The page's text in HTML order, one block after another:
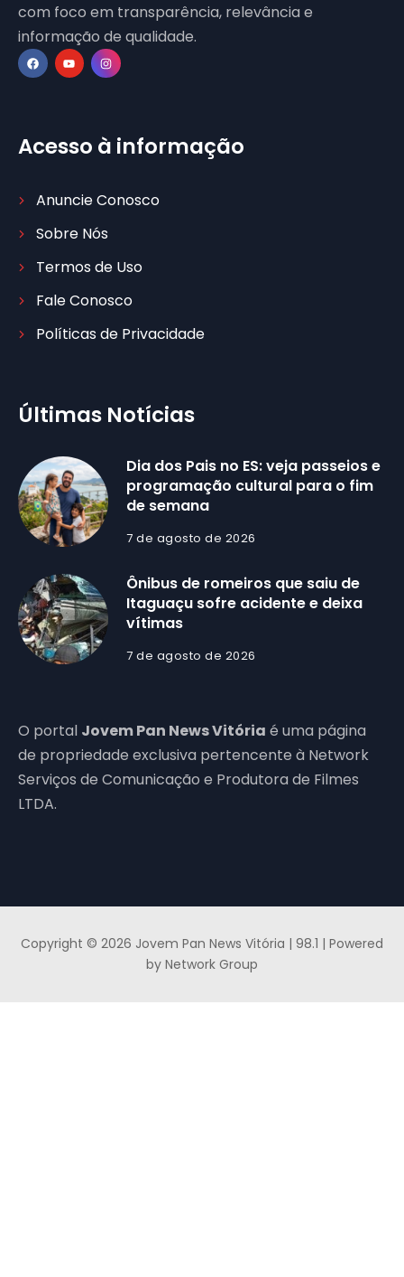
com foco em transparência, relevância e
informação de qualidade.
Acesso à informação
Anuncie Conosco
Sobre Nós
Termos de Uso
Fale Conosco
Políticas de Privacidade
Últimas Notícias
Dia dos Pais no ES: veja passeios e
programação cultural para o fim
de semana
7 de agosto de 2026
Ônibus de romeiros que saiu de
Itaguaçu sofre acidente e deixa
vítimas
7 de agosto de 2026
O portal Jovem Pan News Vitória é uma página
de propriedade exclusiva pertencente à Network
Serviços de Comunicação e Produtora de Filmes
LTDA.
Copyright © 2026 Jovem Pan News Vitória | 98.1 | Powered
by Network Group